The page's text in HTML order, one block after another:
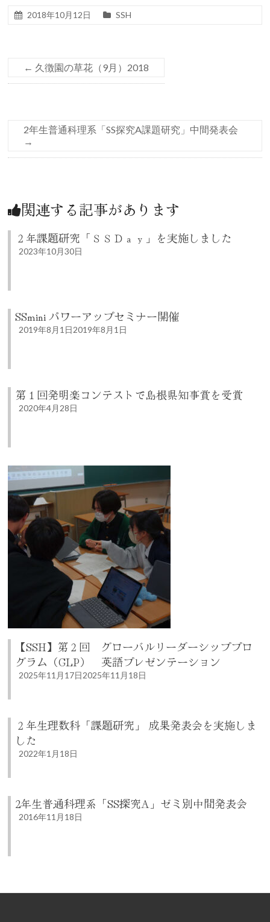
2018年10月12日 SSH
← 久徴園の草花（9月）2018
2年生普通科理系「SS探究A課題研究」中間発表会
→
関連する記事があります
２年課題研究「ＳＳＤａｙ」を実施しました
2023年10月30日
SSmini パワーアップセミナー開催
2019年8月1日2019年8月1日
第１回発明楽コンテストで島根県知事賞を受賞
2020年4月28日
【SSH】第２回 グローバルリーダーシッププロ
グラム（GLP） 英語プレゼンテーション
2025年11月17日2025年11月18日
２年生理数科「課題研究」 成果発表会を実施しま
した
2022年1月18日
2年生普通科理系「SS探究A」ゼミ別中間発表会
2016年11月18日